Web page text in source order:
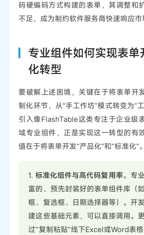
码硬编码方式构建的表单，其调整和
不足，成为制约软件服务商快速响应市
专业组件如何实现表单
化转型
要破解上述困境，关键在于将表单开
制化环节，从“手工作坊”模式转变为“
引入像FlashTable这类专注于企业级
域专业组件，正是实现这一转型的有
值在于将表单开发“产品化”和“标准化”。
1. 标准化组件与高代码复用率。专
富的、预先封装好的表单组件库（
框、复选框、日期选择器等）。开
建这些基础元素，可以直接调用。
过“复制粘贴”线下Excel或Word表